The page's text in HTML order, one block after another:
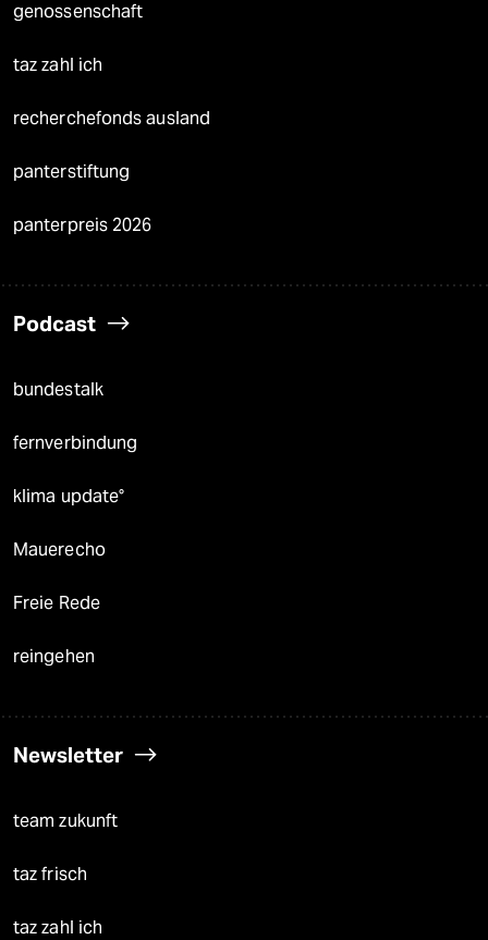
genossenschaft
taz zahl ich
recherchefonds ausland
panterstiftung
panterpreis 2026
Podcast
bundestalk
fernverbindung
klima update°
Mauerecho
Freie Rede
reingehen
Newsletter
team zukunft
taz frisch
taz zahl ich